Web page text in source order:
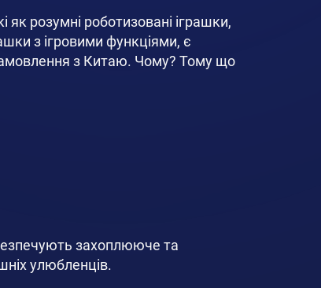
як розумні роботизовані іграшки,
з ігровими функціями, є
з Китаю. Чому? Тому що
захоплююче та
улюбленців.